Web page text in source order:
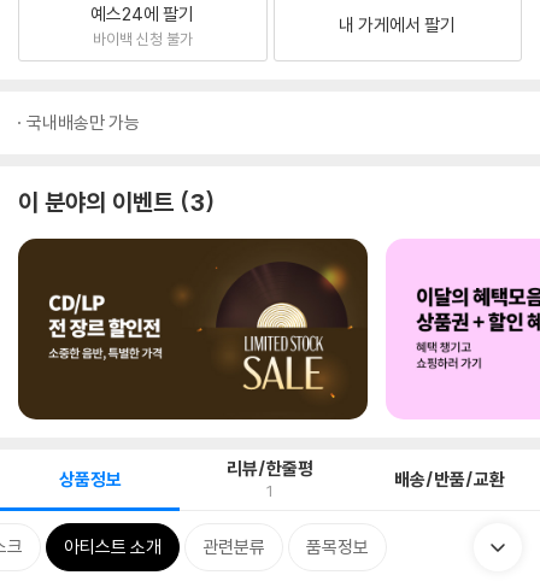
예스24에 팔기
바이백 신청 불가
내 가게에서 팔기
국내배송만 가능
이 분야의 이벤트 3
상품정보 리뷰/한줄평
1 배송/반품/교환
크 아티스트 소개 관련분류 품목정보